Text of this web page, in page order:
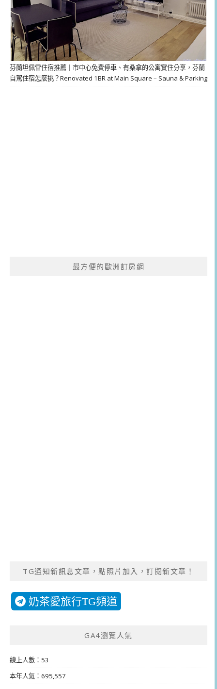
芬蘭坦佩雷住宿推薦｜市中心免費停車、有桑拿的公寓實住分享，芬蘭
自駕住宿怎麼挑？Renovated 1BR at Main Square – Sauna & Parking
最方便的歐洲訂房網
TG通知新訊息文章，點照片加入，訂閱新文章！
奶茶愛旅行TG頻道
GA4瀏覽人氣
線上人數：53
本年人氣：695,557